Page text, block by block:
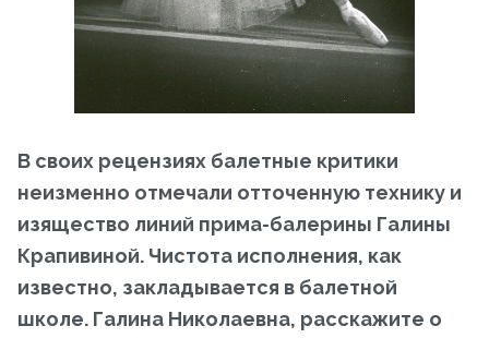
В своих рецензиях балетные критики
неизменно отмечали отточенную технику и
изящество линий прима-балерины Галины
Крапивиной. Чистота исполнения, как
известно, закладывается в балетной
школе. Галина Николаевна, расскажите о